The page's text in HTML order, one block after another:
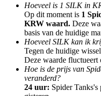
Doorverwijzing
Hoeveel is 1 SILK in
Op dit moment is 1
KRW waard. Deze
basis van de huidige
Hoeveel SILK kan ik
Tegen de huidige
Deze waarde fluctueert
Hoe is de prijs van
veranderd?
24 uur: Spider Tanks's